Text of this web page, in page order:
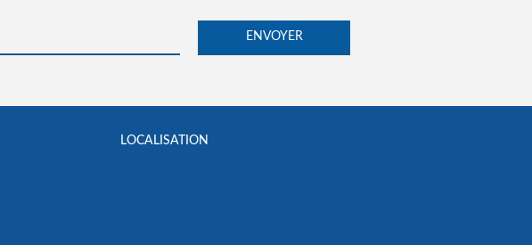
LOCALISATION